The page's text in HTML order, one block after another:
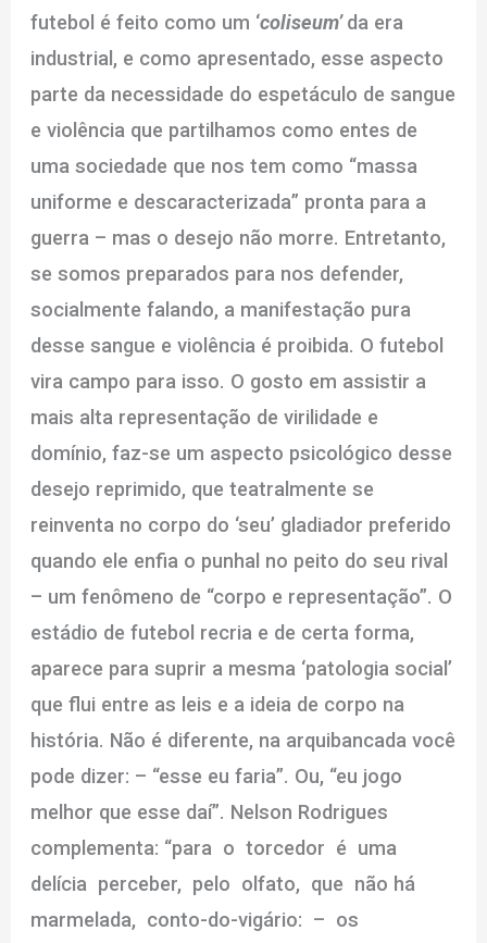
futebol é feito como um ‘coliseum’da era
industrial, e como apresentado, esse aspecto
parte da necessidade do espetáculo de sangue
e violência que partilhamos como entes de
uma sociedade que nos tem como “massa
uniforme e descaracterizada” pronta para a
guerra – mas o desejo não morre. Entretanto,
se somos preparados para nos defender,
socialmente falando, a manifestação pura
desse sangue e violência é proibida. O futebol
vira campo para isso. O gosto em assistir a
mais alta representação de virilidade e
domínio, faz-se um aspecto psicológico desse
desejo reprimido, que teatralmente se
reinventa no corpo do ‘seu’ gladiador preferido
quando ele enfia o punhal no peito do seu rival
– um fenômeno de “corpo e representação”. O
estádio de futebol recria e de certa forma,
aparece para suprir a mesma ‘patologia social’
que flui entre as leis e a ideia de corpo na
história. Não é diferente, na arquibancada você
pode dizer: – “esse eu faria”. Ou, “eu jogo
melhor que esse daí”. Nelson Rodrigues
complementa: “para o torcedor é uma
delícia perceber, pelo olfato, que não há
marmelada, conto-do-vigário: – os